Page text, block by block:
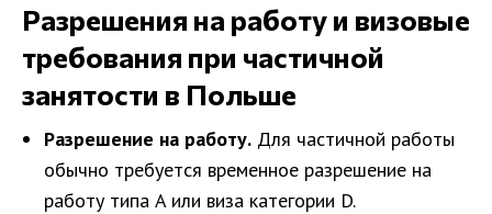
Разрешения на работу и визовые
требования при частичной
занятости в Польше
Разрешение на работу. Для частичной работы
обычно требуется временное разрешение на
работу типа A или виза категории D.